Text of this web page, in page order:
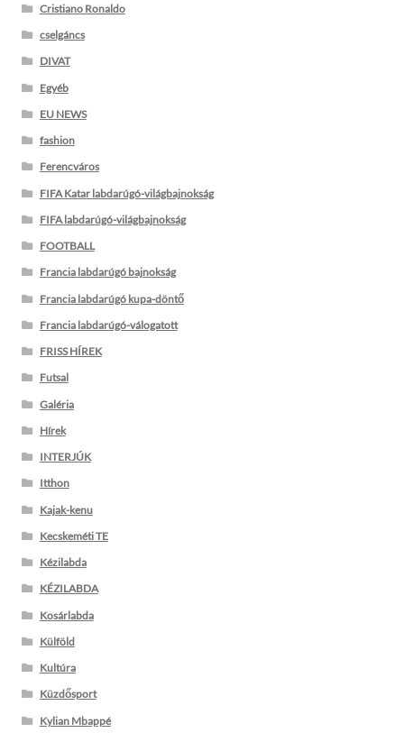
Cristiano Ronaldo
cselgáncs
DIVAT
Egyéb
EU NEWS
fashion
Ferencváros
FIFA Katar labdarúgó-világbajnokság
FIFA labdarúgó-világbajnokság
FOOTBALL
Francia labdarúgó bajnokság
Francia labdarúgó kupa-döntő
Francia labdarúgó-válogatott
FRISS HÍREK
Futsal
Galéria
Hírek
INTERJÚK
Itthon
Kajak-kenu
Kecskeméti TE
Kézilabda
KÉZILABDA
Kosárlabda
Külföld
Kultúra
Küzdősport
Kylian Mbappé